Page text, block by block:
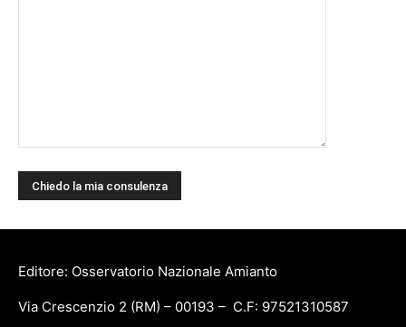
Editore: Osservatorio Nazionale Amianto
Via Crescenzio 2 (RM) – 00193 – C.F: 97521310587